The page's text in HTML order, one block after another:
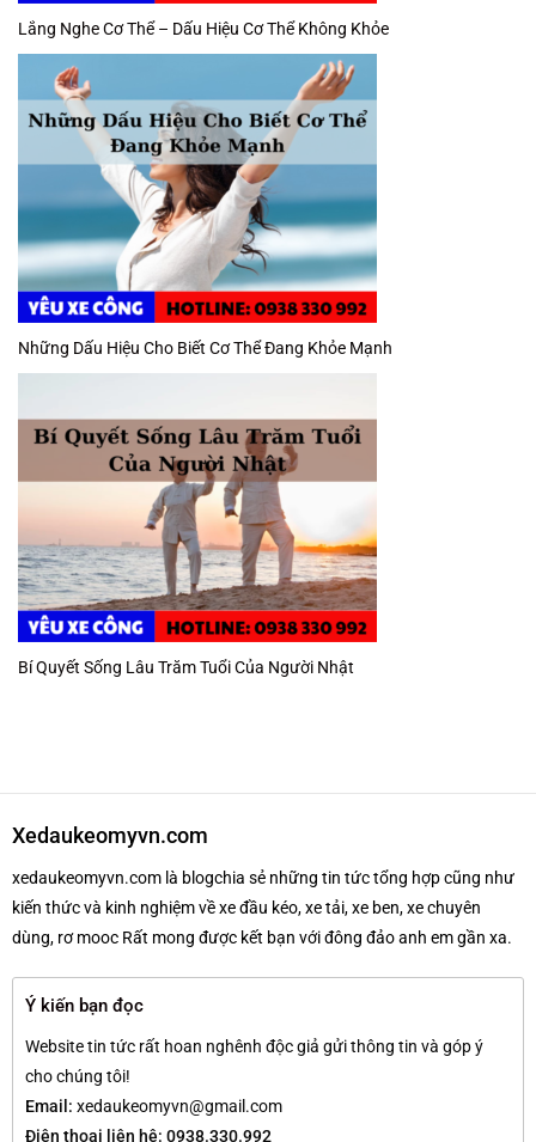
Lắng Nghe Cơ Thể – Dấu Hiệu Cơ Thể Không Khỏe
Những Dấu Hiệu Cho Biết Cơ Thể Đang Khỏe Mạnh
Bí Quyết Sống Lâu Trăm Tuổi Của Người Nhật
Xedaukeomyvn.com
xedaukeomyvn.com là blogchia sẻ những tin tức tổng hợp cũng như
kiến thức và kinh nghiệm về xe đầu kéo, xe tải, xe ben, xe chuyên
dùng, rơ mooc Rất mong được kết bạn với đông đảo anh em gần xa.
Ý kiến bạn đọc
Website tin tức rất hoan nghênh độc giả gửi thông tin và góp ý
cho chúng tôi!
Email: xedaukeomyvn@gmail.com
Điện thoại liên hệ: 0938.330.992